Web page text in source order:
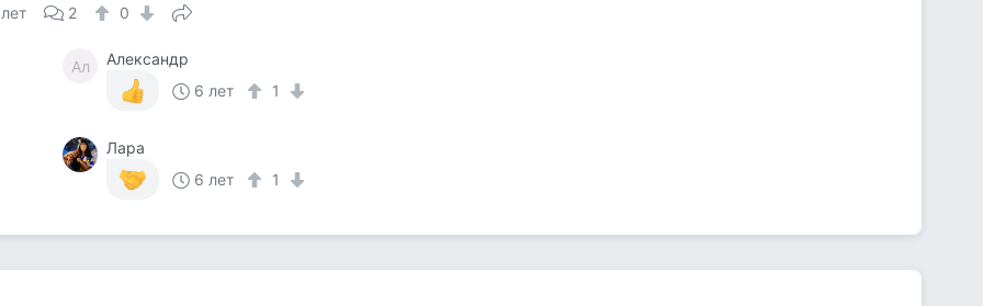
2 0
Ал
Александр
6 лет
1
Лара
6 лет
1